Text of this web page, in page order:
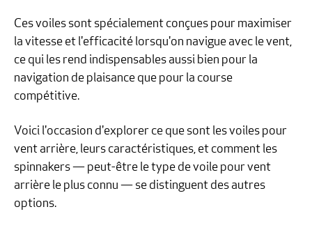
Ces voiles sont spécialement conçues pour maximiser
la vitesse et l'efficacité lorsqu'on navigue avec le vent,
ce qui les rend indispensables aussi bien pour la
navigation de plaisance que pour la course
compétitive.
Voici l'occasion d'explorer ce que sont les voiles pour
vent arrière, leurs caractéristiques, et comment les
spinnakers — peut-être le type de voile pour vent
arrière le plus connu — se distinguent des autres
options.